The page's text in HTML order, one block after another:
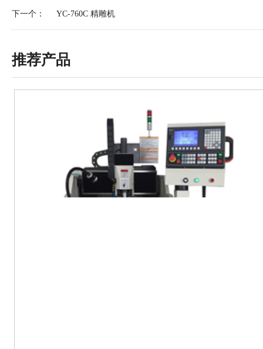
下一个： YC-760C 精雕机
推荐产品